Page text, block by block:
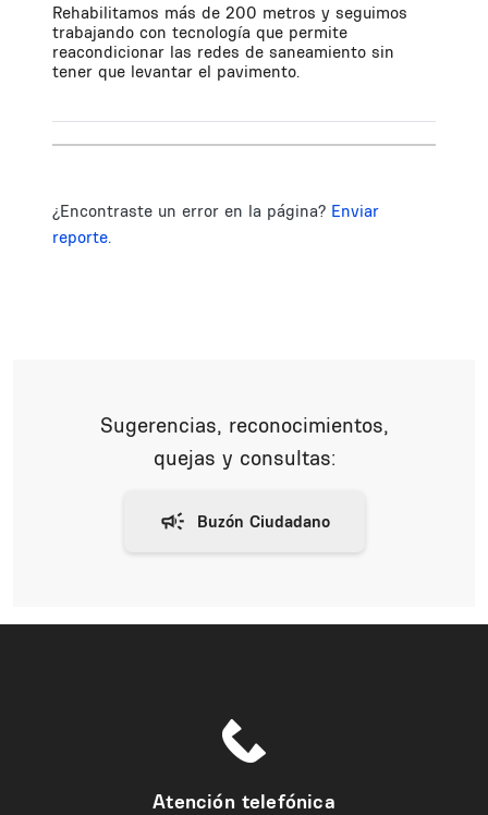
Rehabilitamos más de 200 metros y seguimos
trabajando con tecnología que permite
reacondicionar las redes de saneamiento sin
tener que levantar el pavimento.
¿Encontraste un error en la página? Enviar
reporte.
Sugerencias, reconocimientos,
quejas y consultas:
Atención telefónica